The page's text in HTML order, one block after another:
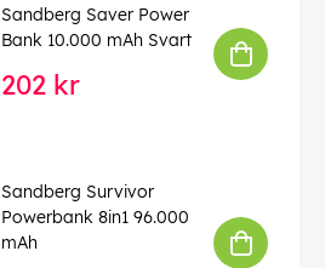
Sandberg Saver Power
Bank 10.000 mAh Svart
202 kr
Sandberg Survivor
Powerbank 8in1 96.000
mAh